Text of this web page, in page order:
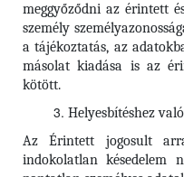
meggyőződni az érintett
személy
a tájékoztatás, az
másolat kiadása is az
kötött.
Helyesbítéshez
Az Érintett jogosult
indokolatlan késedelem